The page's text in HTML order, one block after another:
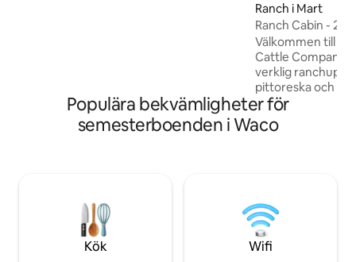
guide till Waco😊
Ranch i Mart
Ranch Cabin - 20
Välkommen till
Cattle Company!
verklig
pittoreska och
med uthyrning av
parkering för släpvagnar.
mer utrymme?
vår verkstad. Njut av lugna landskap,
hisnande
solnedgångar,
ranchen runt
Populära bekvämligheter för
semesterboenden i Waco
Kök Wifi